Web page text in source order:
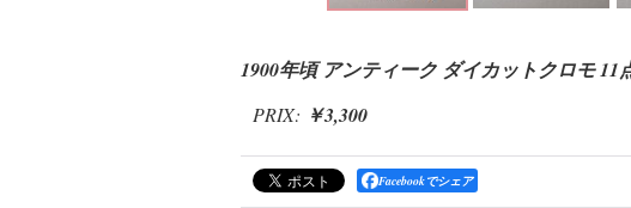
1900年頃 アンティーク ダイカットクロモ 11
PRIX: ￥3,300
Facebookでシェア